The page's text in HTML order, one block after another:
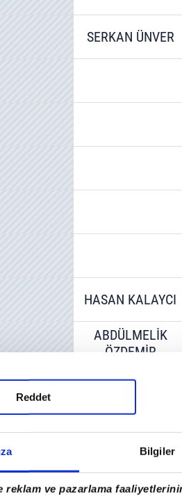
Bilgiler
reklam ve pazarlama
Reddet
SERKAN ÜNVER
HASAN KALAYCI
ABDÜLMELİK
ÖZDEMİR
REMZİ GÜÇLÜ